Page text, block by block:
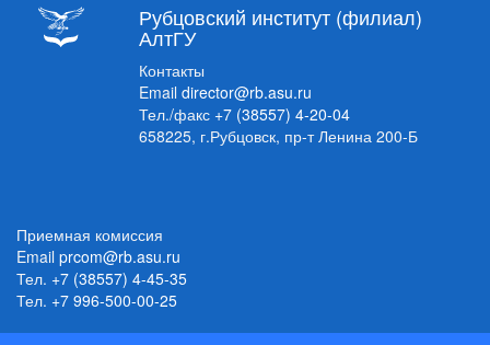
Рубцовский институт (филиал)
АлтГУ
Контакты
Email director@rb.asu.ru
Тел./факс +7 (38557) 4-20-04
658225, г.Рубцовск, пр-т Ленина 200-Б
Приемная комиссия
Email prcom@rb.asu.ru
Тел. +7 (38557) 4-45-35
Тел. +7 996-500-00-25